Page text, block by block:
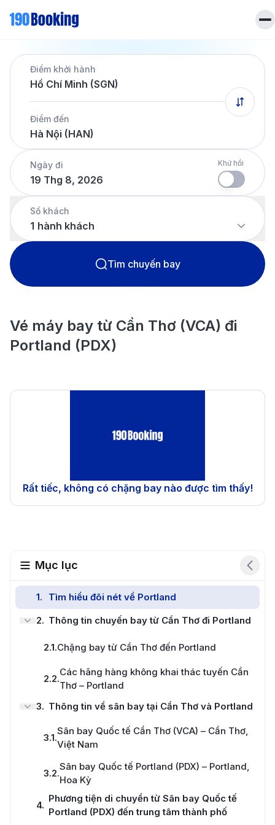
Trang chủ
Vé máy bay
Dịch vụ
Khách sạn
Tin tứcLiên hệ
Hotline
028 7303 6167
Tiếng Việt
Điểm khởi hành
Hồ Chí Minh (SGN)
Điểm đến
Hà Nội (HAN)
Ngày đi
19 Thg 8, 2026
Khứ hồi
Số khách
1 hành khách
Tìm chuyến bay
Vé máy bay từ Cần Thơ (VCA) đi
Portland (PDX)
Rất tiếc, không có chặng bay nào được tìm thấy!
Mục lục
1.
Tìm hiểu đôi nét về Portland
2. Thông tin chuyến bay từ Cần Thơ đi Portland
2.1.Chặng bay từ Cần Thơ đến Portland
2.2.
Các hãng hàng không khai thác tuyến Cần
Thơ – Portland
3. Thông tin về sân bay tại Cần Thơ và Portland
3.1.
Sân bay Quốc tế Cần Thơ (VCA) – Cần Thơ,
Việt Nam
3.2.
Sân bay Quốc tế Portland (PDX) – Portland,
Hoa Kỳ
4.
Phương tiện di chuyển từ Sân bay Quốc tế
Portland (PDX) đến trung tâm thành phố